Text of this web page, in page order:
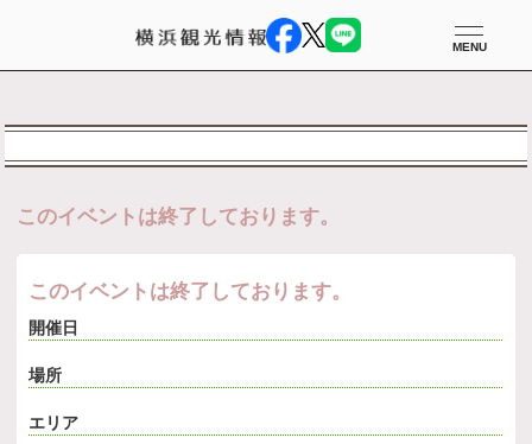
MENU
このイベントは終了しております。
このイベントは終了しております。
開催日
場所
エリア